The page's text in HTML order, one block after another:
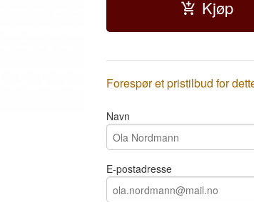
Kjøp
Forespør et pristilbud for
Navn
E-postadresse